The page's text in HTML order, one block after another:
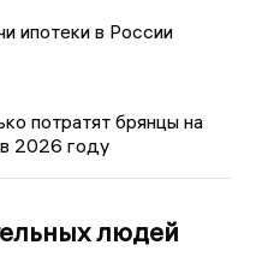
ипотеки в России
потратят брянцы на
2026 году
людей